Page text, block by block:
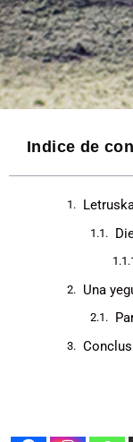
Indice de
Una